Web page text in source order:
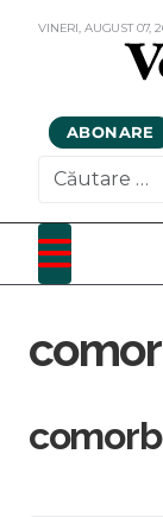
VINERI, AUGUST07,
ABONARE